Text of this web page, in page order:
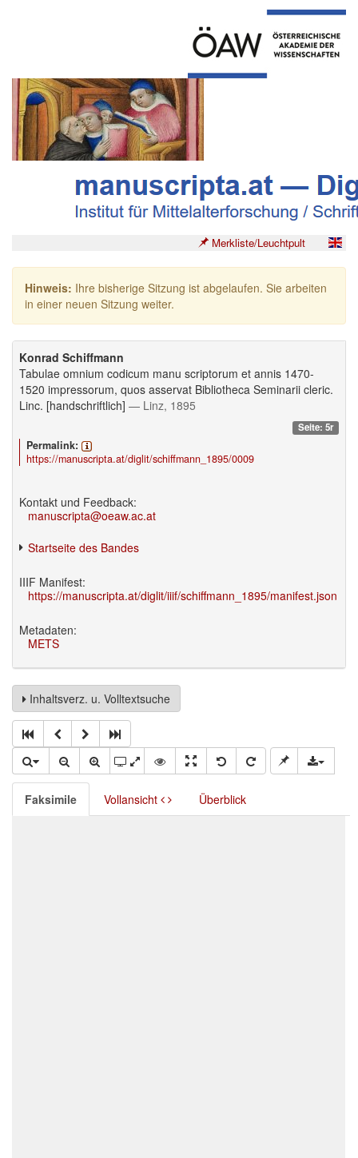
Merkliste/Leuchtpult
Hinweis: Ihre bisherige Sitzung ist abgelaufen. Sie arbeiten
in einer neuen Sitzung weiter.
Konrad Schiffmann
Tabulae omnium codicum manu scriptorum et annis 1470-
1520 impressorum, quos asservat Bibliotheca Seminarii cleric.
Linc. [handschriftlich] — Linz, 1895
Seite: 5r
Permalink:
https://manuscripta.at/diglit/schiffmann_1895/0009
Kontakt und Feedback:
manuscripta@oeaw.ac.at
Startseite des Bandes
IIIF Manifest:
https://manuscripta.at/diglit/iiif/schiffmann_1895/manifest.json
Metadaten:
METS
Inhaltsverz. u. Volltextsuche
Faksimile Vollansicht Überblick